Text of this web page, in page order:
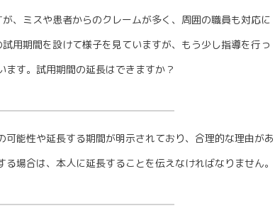
、ミスや患者からのクレームが多く、周囲の職員も対応に
用期間を設けて様子を見ていますが、もう少し指導を行っ
す。試用期間の延長はできますか？
能性や延長する期間が明示されており、合理的な理由があ
場合は、本人に延長することを伝えなければなりません。